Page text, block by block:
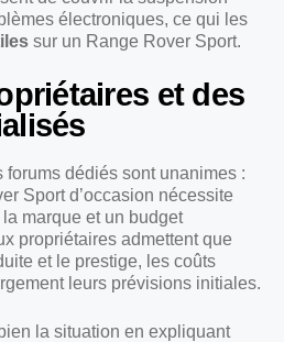
électroniques, ce qui les
sur un Range Rover Sport.
et des
forums dédiés sont unanimes :
Sport d’occasion nécessite
la marque et un budget
propriétaires admettent que
et le prestige, les coûts
leurs prévisions initiales.
la situation en expliquant